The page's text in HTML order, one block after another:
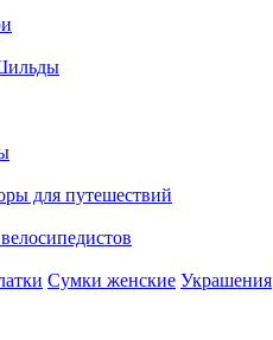
для путешествий
Сумки женские Украшения